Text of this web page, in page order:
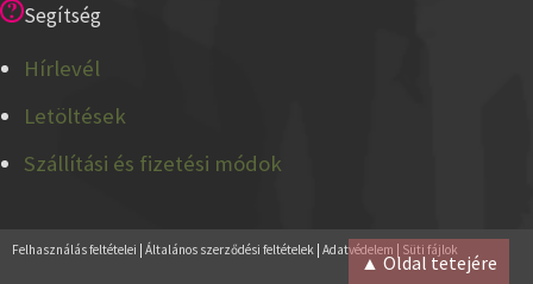
▲ Oldal tetejére
Segítség
Hírlevél
Letöltések
Szállítási és fizetési módok
Felhasználás feltételei | Általános szerződési feltételek | Adatvédelem | Süti fájlok